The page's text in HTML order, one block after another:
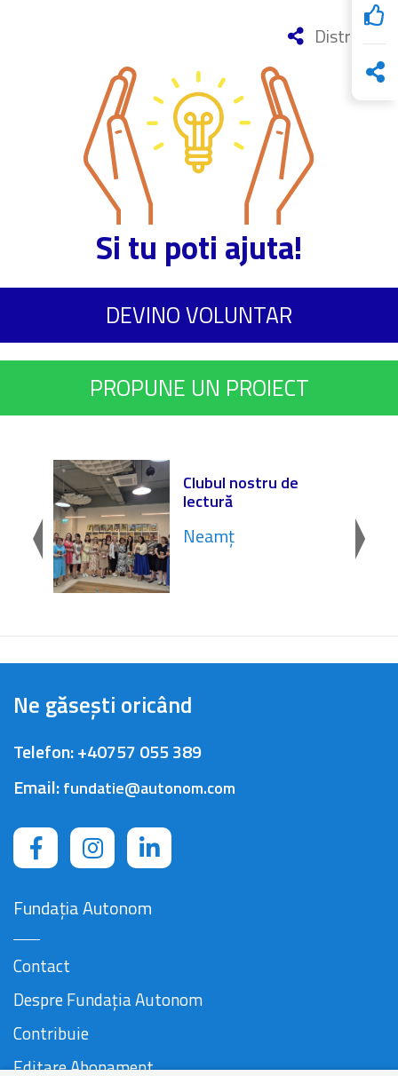
Distribuie
Si tu poti ajuta!
DEVINO VOLUNTAR
PROPUNE UN PROIECT
Clubul nostru de
lectură
Neamț
Ne găsești oricând
Telefon:+40757 055 389
Email:fundatie@autonom.com
Fundația Autonom
Contact
Despre Fundația Autonom
Contribuie
Editare Abonament